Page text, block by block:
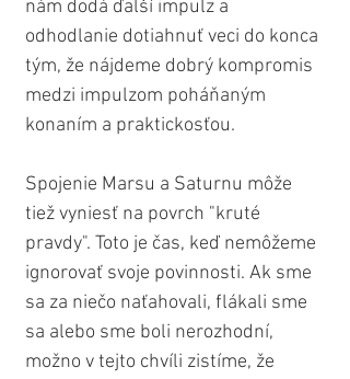
nám dodá ďalší impulz a
odhodlanie dotiahnuť veci do konca
tým, že nájdeme dobrý kompromis
medzi impulzom poháňaným
konaním a praktickosťou.
Spojenie Marsu a Saturnu môže
tiež vyniesť na povrch "kruté
pravdy". Toto je čas, keď nemôžeme
ignorovať svoje povinnosti. Ak sme
sa za niečo naťahovali, flákali sme
sa alebo sme boli nerozhodní,
možno v tejto chvíli zistíme, že